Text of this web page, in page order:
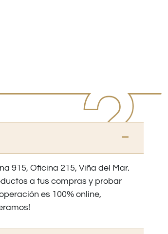
915, Oficina 215, Viña del Mar.
a tus compras y probar
es 100% online,